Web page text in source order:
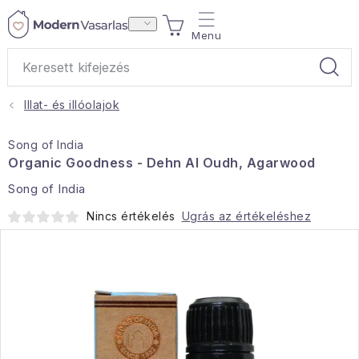
Ugrás
KOSÁR
Otthoni illatok
Teák
Illat- és illóolajok
Song of India
Organic Goodness - Dehn Al Oudh, Agarwood
Song of India
Nincs értékelés Ugrás az értékeléshez